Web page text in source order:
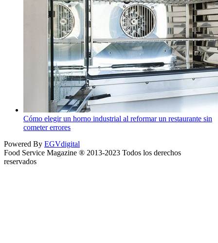
Cómo elegir un horno industrial al reformar un restaurante sin
cometer errores
Powered By EGVdigital
Food Service Magazine ® 2013-2023 Todos los derechos
reservados